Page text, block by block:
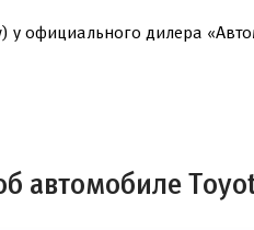
у официального дилера
автомобиле